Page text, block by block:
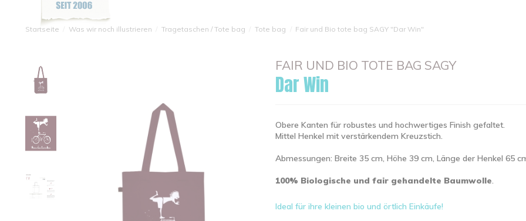
Startseite Was wir noch illustrieren Tragetaschen / Tote bag Tote bag Fair und Bio tote bag SAGY "Dar Win"
FAIR UND BIO TOTE BAG SAGY
Dar Win
Obere Kanten für robustes und hochwertiges Finish gefaltet.
Mittel Henkel mit verstärkendem Kreuzstich.
Abmessungen: Breite 35 cm, Höhe 39 cm, Länge der Henkel 65
100% Biologische und fair gehandelte Baumwolle.
Ideal für ihre kleinen bio und örtlich Einkäufe!